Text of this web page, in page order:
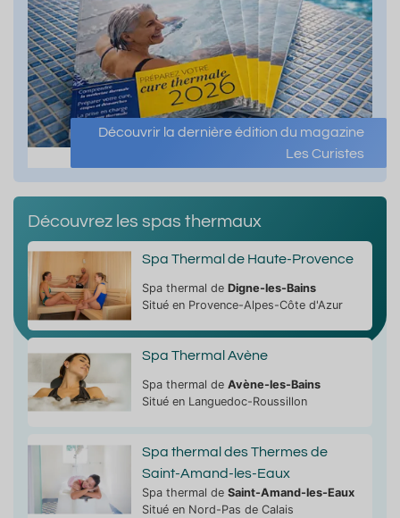
Découvrir la dernière édition du magazine
Les Curistes
Découvrez les spas thermaux
Spa Thermal de Haute-Provence
Spa thermal de Digne-les-Bains
Situé en Provence-Alpes-Côte d'Azur
Spa Thermal Avène
Spa thermal de Avène-les-Bains
Situé en Languedoc-Roussillon
Spa thermal des Thermes de
Saint-Amand-les-Eaux
Spa thermal de Saint-Amand-les-Eaux
Situé en Nord-Pas de Calais